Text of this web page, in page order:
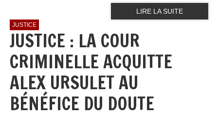
LIRE LA SUITE
JUSTICE
JUSTICE : LA COUR
CRIMINELLE ACQUITTE
ALEX URSULET AU
BÉNÉFICE DU DOUTE